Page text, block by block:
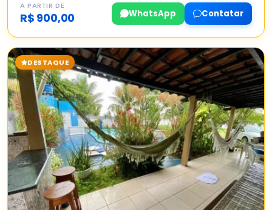
A PARTIR DE
R$ 900,00 WhatsApp Contatar
DESTAQUE